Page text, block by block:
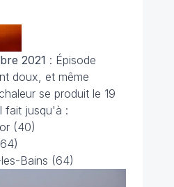
2021 : Épisode
doux, et même
se produit le 19
fait jusqu'à :
(40)
Bains (64)